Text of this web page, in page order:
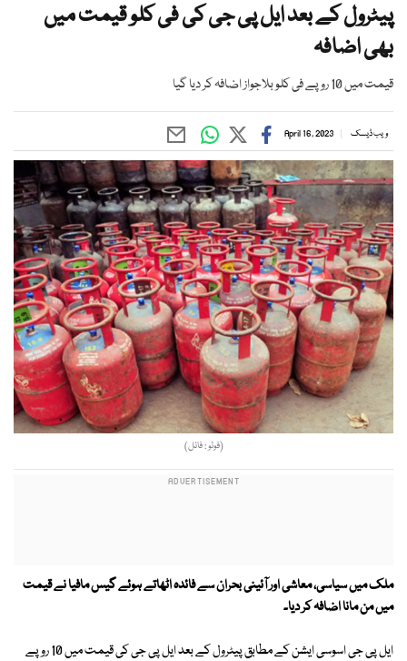
پیٹرول کے بعد ایل پی جی کی فی کلو قیمت میں
بھی اضافہ
قیمت میں 10 روپے فی کلو بلاجواز اضافہ کر دیا گیا
ویب ڈیسک April 16, 2023
(فوٹو : فائل)
ملک میں سیاسی، معاشی اور آئینی بحران سے فائدہ اٹھاتے ہوئے گیس مافیا نے قیمت
میں من مانا اضافہ کر دیا۔
ایل پی جی اسوسی ایشن کے مطابق پیٹرول کے بعد ایل پی جی کی قیمت میں 10 روپے